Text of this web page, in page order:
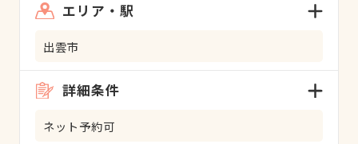
エリア・駅
出雲市
詳細条件
ネット予約可